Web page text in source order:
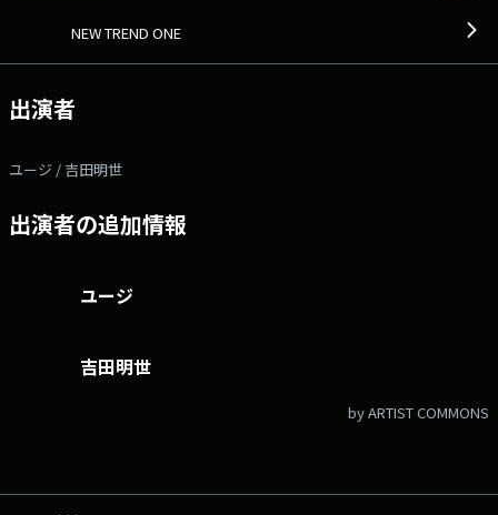
NEW TREND ONE
出演者
ユージ / 吉田明世
出演者の追加情報
ユージ
吉田明世
by ARTIST COMMONS